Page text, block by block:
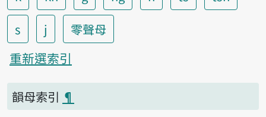
s
j
零聲母
重新選索引
韻母索引 ¶